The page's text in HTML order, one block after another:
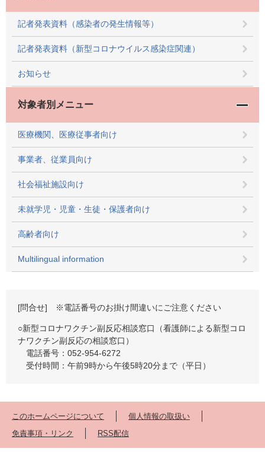
記者発表資料（感染者の発生情報等）
記者発表資料（新型コロナウイルス感染症関連）
お知らせ
対象者別メニュー
医療機関、医療従事者向け
事業者、従業員向け
社会福祉施設向け
未就学児・児童・生徒・保護者向け
高齢者向け
Multilingual information
[問合せ] ※電話番号のお掛け間違いにご注意ください
○新型コロナワクチン副反応相談窓口（看護師による新型コロ
ナワクチン副反応の相談窓口）
電話番号：052-954-6272
受付時間：午前9時から午後5時20分まで（平日）
このホームページについて
個人情報の取扱い
免責事項・リンク
RSS配信